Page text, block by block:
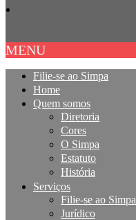
MENU
Filie-se ao Simpa
Home
Quem somos
Diretoria
Cores
O Simpa
Estatuto
História
Serviços
Filie-se ao Simpa
Jurídico